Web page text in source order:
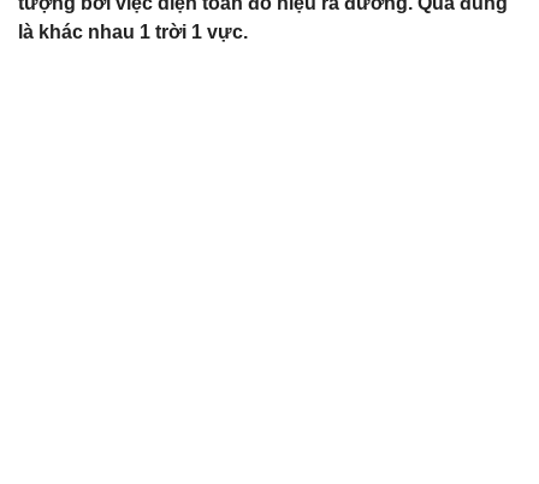
là khác nhau 1 trời 1 vực.